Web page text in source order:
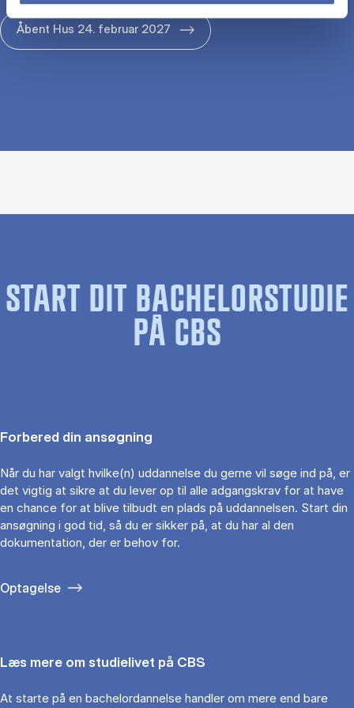
Åbent Hus 24. februar 2027
START DIT BACHELORSTUDIE
PÅ CBS
Forbered din ansøgning
Når du har valgt hvilke(n) uddannelse du gerne vil søge ind på, er
det vigtig at sikre at du lever op til alle adgangskrav for at have
en chance for at blive tilbudt en plads på uddannelsen. Start din
ansøgning i god tid, så du er sikker på, at du har al den
dokumentation, der er behov for.
Optagelse
Læs mere om studielivet på CBS
At starte på en bachelordannelse handler om mere end bare